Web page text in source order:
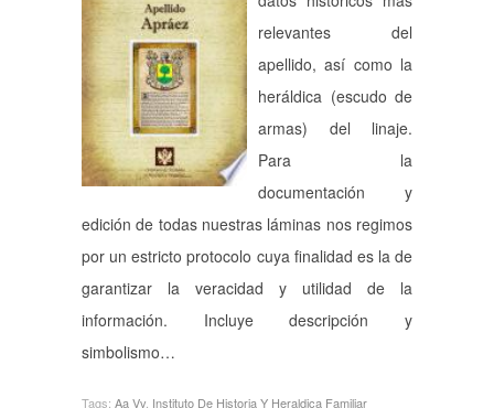
relevantes del
apellido, así como la
heráldica (escudo de
armas) del linaje.
Para la
documentación y
edición de todas nuestras láminas nos regimos
por un estricto protocolo cuya finalidad es la de
garantizar la veracidad y utilidad de la
información. Incluye descripción y
simbolismo…
Tags: Aa Vv Instituto De Historia Y Heraldica Familiar